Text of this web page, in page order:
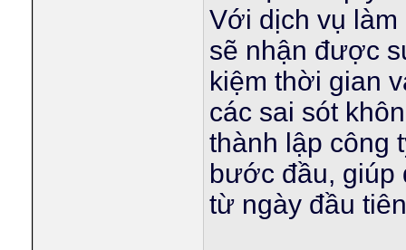
Với dịch vụ làm
sẽ nhận được
kiệm thời gian
các sai sót
thành lập công
bước đầu, giúp
từ ngày đầu